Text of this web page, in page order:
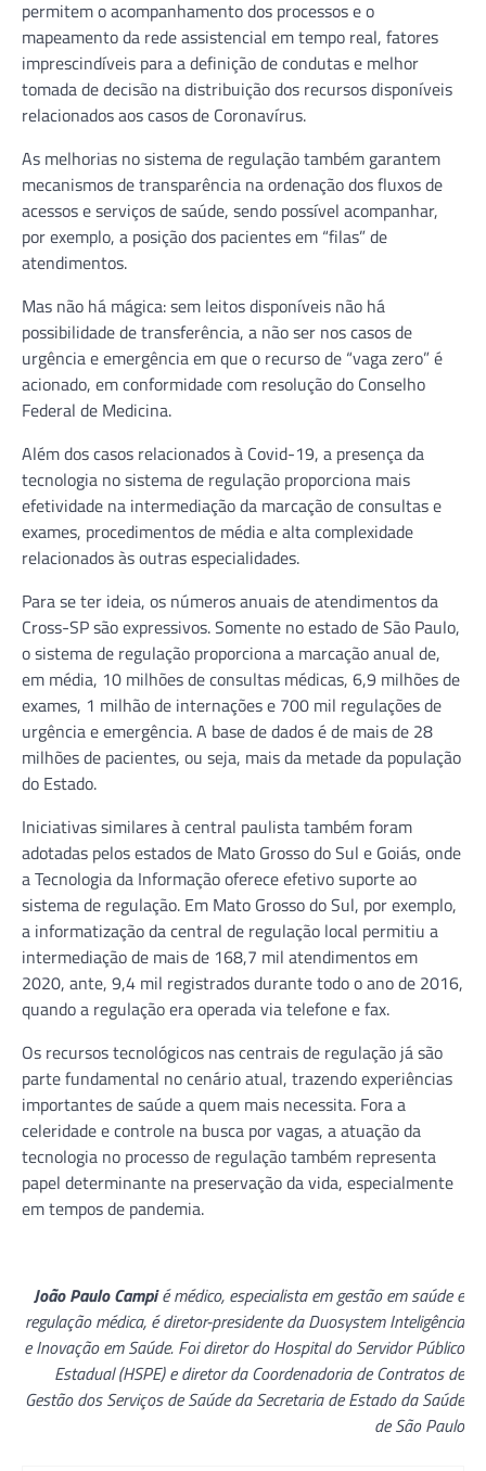
permitem o acompanhamento dos processos e o
mapeamento da rede assistencial em tempo real, fatores
imprescindíveis para a definição de condutas e melhor
tomada de decisão na distribuição dos recursos disponíveis
relacionados aos casos de Coronavírus.
As melhorias no sistema de regulação também garantem
mecanismos de transparência na ordenação dos fluxos de
acessos e serviços de saúde, sendo possível acompanhar,
por exemplo, a posição dos pacientes em “filas” de
atendimentos.
Mas não há mágica: sem leitos disponíveis não há
possibilidade de transferência, a não ser nos casos de
urgência e emergência em que o recurso de “vaga zero” é
acionado, em conformidade com resolução do Conselho
Federal de Medicina.
Além dos casos relacionados à Covid-19, a presença da
tecnologia no sistema de regulação proporciona mais
efetividade na intermediação da marcação de consultas e
exames, procedimentos de média e alta complexidade
relacionados às outras especialidades.
Para se ter ideia, os números anuais de atendimentos da
Cross-SP são expressivos. Somente no estado de São Paulo,
o sistema de regulação proporciona a marcação anual de,
em média, 10 milhões de consultas médicas, 6,9 milhões de
exames, 1 milhão de internações e 700 mil regulações de
urgência e emergência. A base de dados é de mais de 28
milhões de pacientes, ou seja, mais da metade da população
do Estado.
Iniciativas similares à central paulista também foram
adotadas pelos estados de Mato Grosso do Sul e Goiás, onde
a Tecnologia da Informação oferece efetivo suporte ao
sistema de regulação. Em Mato Grosso do Sul, por exemplo,
a informatização da central de regulação local permitiu a
intermediação de mais de 168,7 mil atendimentos em
2020, ante, 9,4 mil registrados durante todo o ano de 2016,
quando a regulação era operada via telefone e fax.
Os recursos tecnológicos nas centrais de regulação já são
parte fundamental no cenário atual, trazendo experiências
importantes de saúde a quem mais necessita. Fora a
celeridade e controle na busca por vagas, a atuação da
tecnologia no processo de regulação também representa
papel determinante na preservação da vida, especialmente
em tempos de pandemia.
João Paulo Campié médico, especialista em gestão em saúde e
regulação médica, é diretor-presidente da Duosystem Inteligência
e Inovação em Saúde. Foi diretor do Hospital do Servidor Público
Estadual (HSPE) e diretor da Coordenadoria de Contratos de
Gestão dos Serviços de Saúde da Secretaria de Estado da Saúde
de São Paulo